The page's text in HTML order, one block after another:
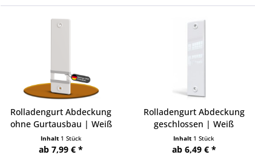
Rolladengurt Abdeckung
ohne Gurtausbau | Weiß
Inhalt 1 Stück
ab 7,99 € *
Rolladengurt Abdeckung
geschlossen | Weiß
Inhalt 1 Stück
ab 6,49 € *